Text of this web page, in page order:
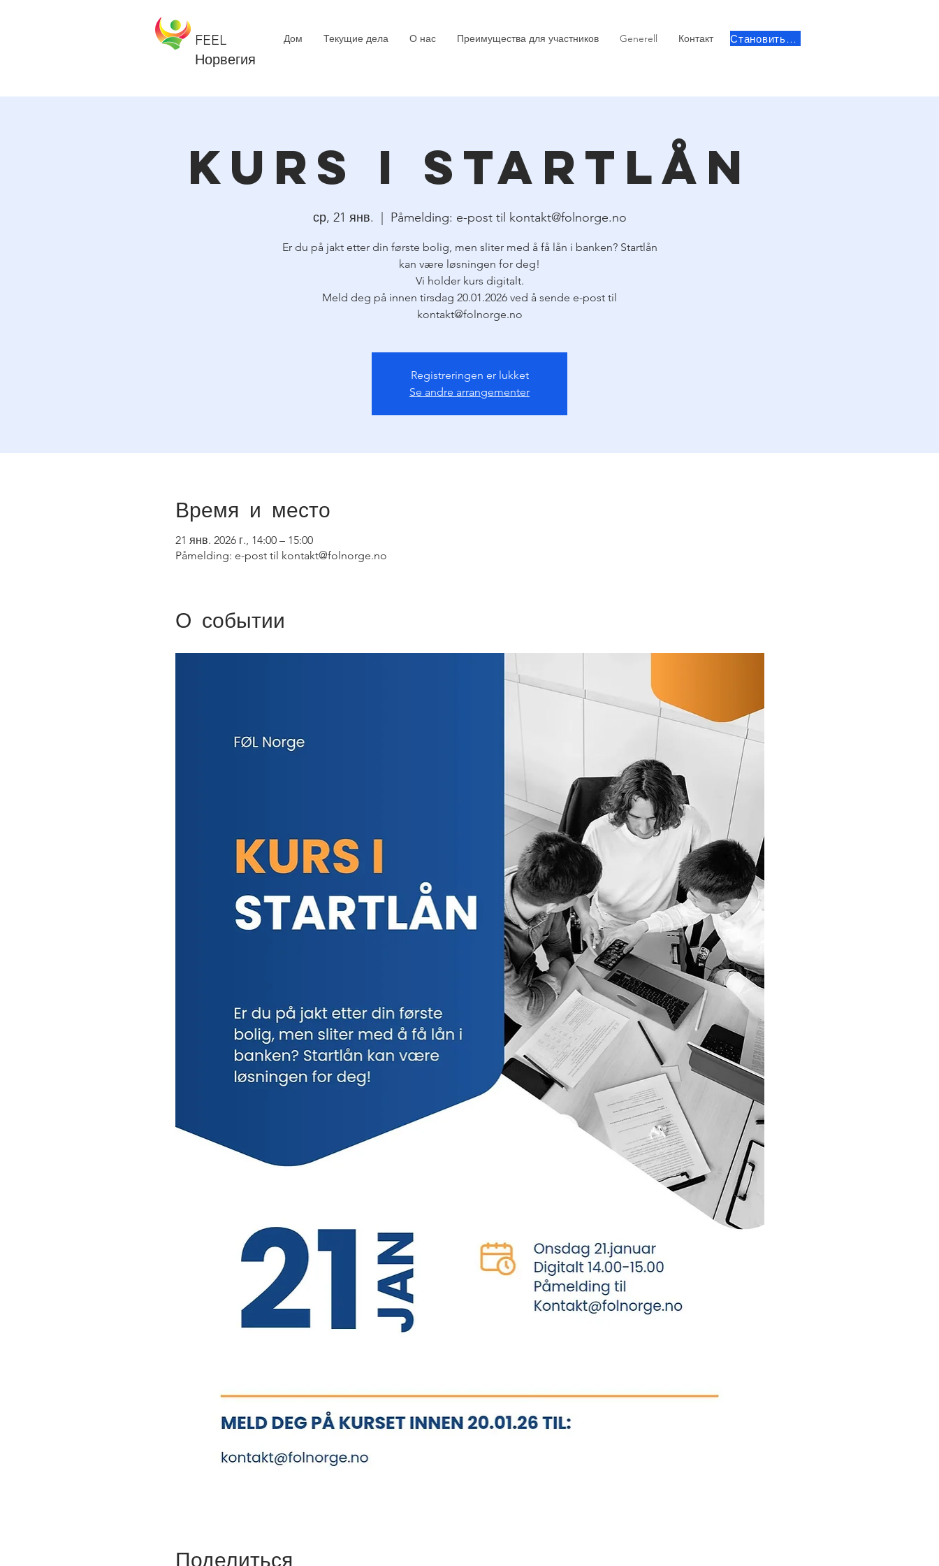
FEEL
Норвегия
Дом Текущие дела О нас Преимущества для участников Generell Контакт Становиться участником
Kurs i startlån
ср, 21 янв. Påmelding: e-post til kontakt@folnorge.no
Er du på jakt etter din første bolig, men sliter med å få lån i banken? Startlån
kan være løsningen for deg!
Vi holder kurs digitalt.
Meld deg på innen tirsdag 20.01.2026 ved å sende e-post til
kontakt@folnorge.no
Registreringen er lukket
Se andre arrangementer
Время и место
21 янв. 2026 г., 14:00 – 15:00
Påmelding: e-post til kontakt@folnorge.no
О событии
Поделиться